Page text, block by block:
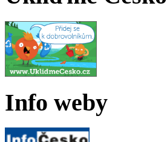
Info weby